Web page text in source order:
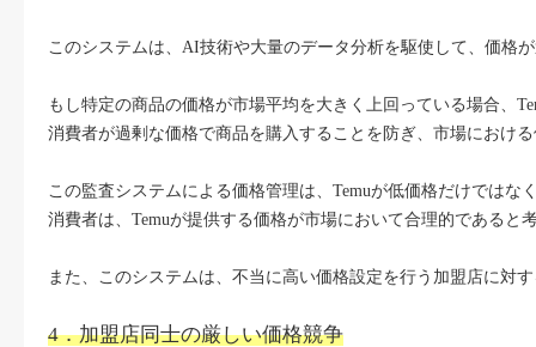
このシステムは、AI技術や大量のデータ分析を駆使して、価格
もし特定の商品の価格が市場平均を大きく上回っている場合、
消費者が過剰な価格で商品を購入することを防ぎ、市場におけ
この監査システムによる価格管理は、Temuが低価格だけでは
消費者は、Temuが提供する価格が市場において合理的であると
また、このシステムは、不当に高い価格設定を行う加盟店に対
4．加盟店同士の厳しい価格競争